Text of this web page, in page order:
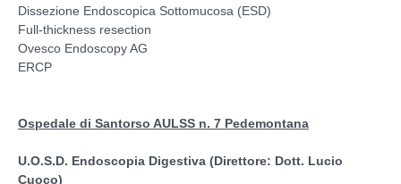
Dissezione Endoscopica Sottomucosa (ESD)
Full-thickness resection
Ovesco Endoscopy AG
ERCP
Ospedale di Santorso AULSS n. 7 Pedemontana
U.O.S.D. Endoscopia Digestiva (Direttore: Dott. Lucio
Cuoco)